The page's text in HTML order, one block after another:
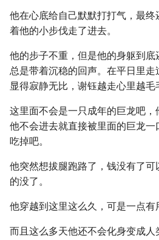
他在心底给自己默默打打气，最
着他的小步伐走了进去。
他的步子不重，但是他的身躯到
总是带着沉稳的回声。在平日里
显得寂静无比，谢钰越走心里越毛
这里面不会是一只成年的巨龙吧，
他不会进去就直接被里面的巨龙
吃掉吧。
他突然想拔腿跑路了，钱没有了
的没了。
他穿越到这里这么久，可是一点有
而且这么多天他还不会化身变成人